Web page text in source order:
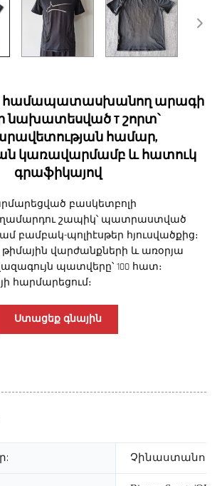
համապատասխանող արագի
նախատեսված T շորտ՝
համար,
կառավարմամբ և հատուկ
գրաֆիկայով
բասկետբոլի
շապիկ՝ պատրաստված
բամբակ-պոլիէսթեր հյուսվածքից։
վարժանքների և առօրյա
պատվերը՝ 100 հատ։
հարմարեցում։
Ստացեք գնային
Չինաստանում